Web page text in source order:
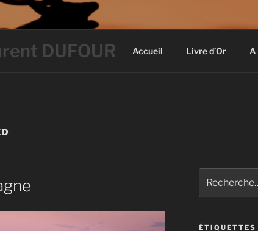
DUFOUR Accueil Livre d’Or A
pour
:
ÉTIQUETTES